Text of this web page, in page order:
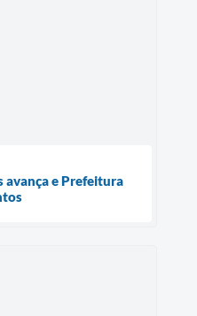
avança e Prefeitura